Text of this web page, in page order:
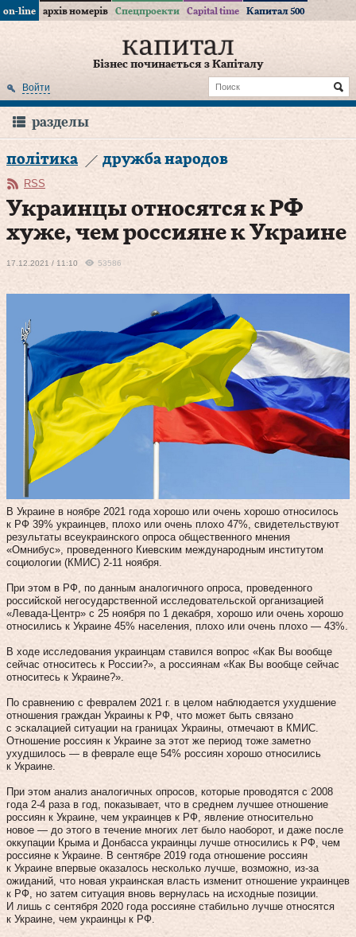
on-line архів номерів Спецпроекти Capital time Капитал 500
Бізнес починається з Капіталу
Войти
разделы
політика дружба народов
RSS
Украинцы относятся к РФ
хуже, чем россияне к Украине
17.12.2021 / 11:10 53586
В Украине в ноябре 2021 года хорошо или очень хорошо относилось
к РФ 39% украинцев, плохо или очень плохо 47%, свидетельствуют
результаты всеукраинского опроса общественного мнения
«Омнибус», проведенного Киевским международным институтом
социологии (КМИС) 2-11 ноября.
При этом в РФ, по данным аналогичного опроса, проведенного
российской негосударственной исследовательской организацией
«Левада-Центр» с 25 ноября по 1 декабря, хорошо или очень хорошо
относились к Украине 45% населения, плохо или очень плохо — 43%.
В ходе исследования украинцам ставился вопрос «Как Вы вообще
сейчас относитесь к России?», а россиянам «Как Вы вообще сейчас
относитесь к Украине?».
По сравнению с февралем 2021 г. в целом наблюдается ухудшение
отношения граждан Украины к РФ, что может быть связано
с эскалацией ситуации на границах Украины, отмечают в КМИС.
Отношение россиян к Украине за этот же период тоже заметно
ухудшилось — в феврале еще 54% россиян хорошо относились
к Украине.
При этом анализ аналогичных опросов, которые проводятся с 2008
года 2-4 раза в год, показывает, что в среднем лучшее отношение
россиян к Украине, чем украинцев к РФ, явление относительно
новое — до этого в течение многих лет было наоборот, и даже после
оккупации Крыма и Донбасса украинцы лучше относились к РФ, чем
россияне к Украине. В сентябре 2019 года отношение россиян
к Украине впервые оказалось несколько лучше, возможно, из-за
ожиданий, что новая украинская власть изменит отношение украинцев
к РФ, но затем ситуация вновь вернулась на исходные позиции.
И лишь с сентября 2020 года россияне стабильно лучше относятся
к Украине, чем украинцы к РФ.